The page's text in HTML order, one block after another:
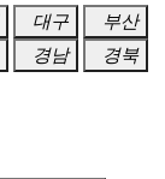
대구
부산
경남
경북